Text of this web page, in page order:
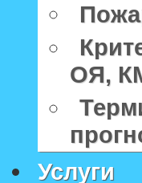
ОЯ,
Услуги